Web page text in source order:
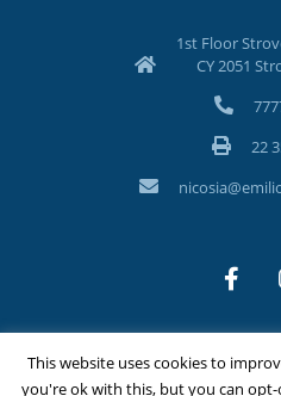
1st Floor
CY 2051
22
©Copyright 2026 Emilios
This website uses cookies to
you're ok with this, but you can